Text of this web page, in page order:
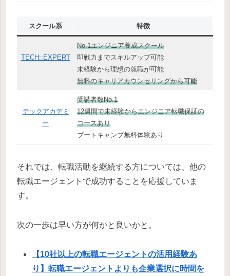
スクール系 特徴
TECH::EXPERT
No.1エンジニア養成スクール
即戦力までスキルアップ可能
未経験から理想の就職が可能
無料のキャリアカウンセリングから可能
テックアカデミ
ー
受講者数No.1
12週間で未経験からエンジニア転職保証の
コースあり
ブートキャンプ無料体験あり
それでは、転職活動を継続する方については、他の
転職エージェントで成功することを応援していま
す。
次の一歩は早い方が何かと良いかと。
【10社以上の転職エージェントの活用経験あ
り】転職エージェントよりも企業選択に時間を